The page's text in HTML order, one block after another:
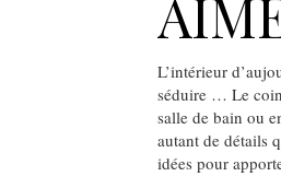
L’intérieur
séduire … Le
salle de bain ou
autant de détails
idées pour